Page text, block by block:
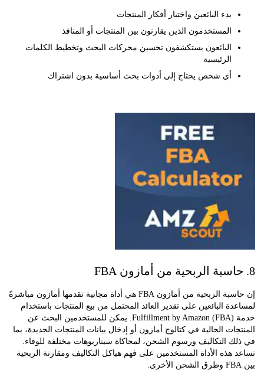
بدء البائعين واختبار أفكار المنتجات
المستخدمون الذين يقارنون بين المنتجات أو المنافذ
البائعون يستكشفون تحسين محركات البحث وتخطيط الكلمات
أي شخص يحتاج إلى أدوات بحث أساسية بدون اشتراك
إن حاسبة الربحية من أمازون FBA هي أداة مجانية تقدمها أمازون مباشرةً
البائعين على تقدير العائد المحتمل من بيع المنتجات باستخدام
خدمة Fulfillment by Amazon (FBA). يمكن للمستخدمين البحث عن
الحالية في كتالوج أمازون أو إدخال بيانات المنتجات الجديدة، بما
التكاليف ورسوم الشحن، لمحاكاة سيناريوهات مختلفة للوفاء.
هذه الأداة المستخدمين على فهم هياكل التكاليف ومقارنة الربحية